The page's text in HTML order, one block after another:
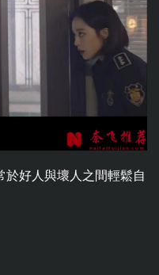
好人與壞人之間輕鬆自